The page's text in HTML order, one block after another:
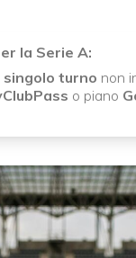
la Serie A:
turno non
o piano